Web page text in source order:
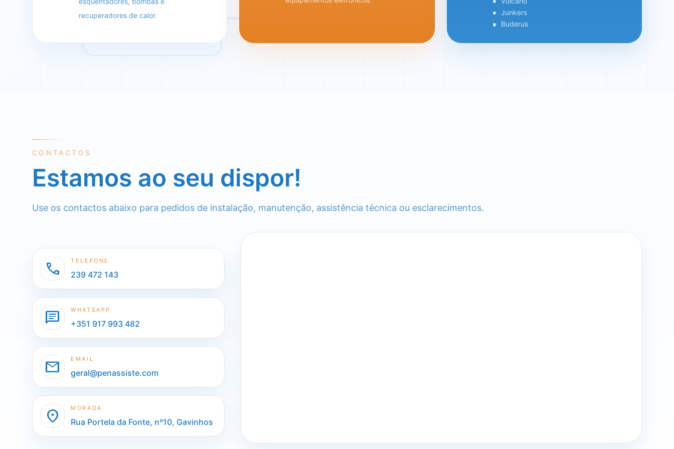
recuperadores de calor.
Junkers
Buderus
CONTACTOS
Estamos ao seu dispor!
Use os contactos abaixo para pedidos de instalação, manutenção, assistência técnica ou esclarecimentos.
call TELEFONE
239 472 143
chat WHATSAPP
+351 917 993 482
mail EMAIL
geral@penassiste.com
location_on MORADA
Rua Portela da Fonte, nº10, Gavinhos